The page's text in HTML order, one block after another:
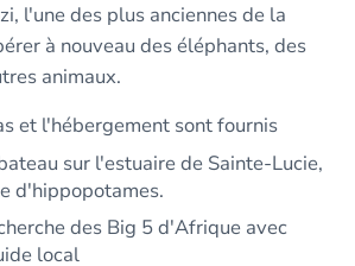
l'une des plus anciennes de la
à nouveau des éléphants, des
animaux.
et l'hébergement sont fournis
sur l'estuaire de Sainte-Lucie,
d'hippopotames.
des Big 5 d'Afrique avec
local